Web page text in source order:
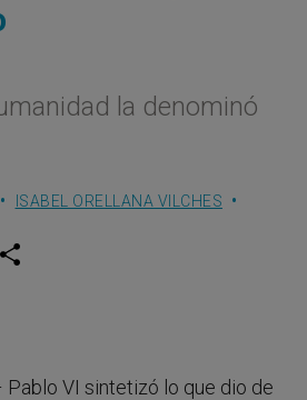
la denominó
ISABEL ORELLANA VILCHES
w
VI sintetizó lo que dio de